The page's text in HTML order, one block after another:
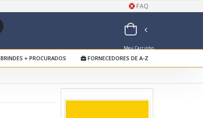
FAQ
Meu Carrinho
de Orçamentos
BRINDES + PROCURADOS FORNECEDORES DE A-Z